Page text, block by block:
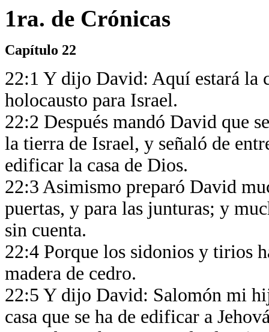
1ra. de Crónicas
Capítulo 22
22:1 Y dijo David: Aquí estará la
holocausto para Israel.
22:2 Después mandó David que
la tierra de Israel, y señaló de
edificar la casa de Dios.
22:3 Asimismo preparó David
puertas, y para las junturas; y
sin cuenta.
22:4 Porque los sidonios y tirios
madera de cedro.
22:5 Y dijo David: Salomón mi
casa que se ha de edificar a